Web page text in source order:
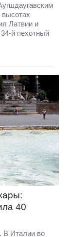
высотах
Латвии и
й пехотный
40
В Италии во